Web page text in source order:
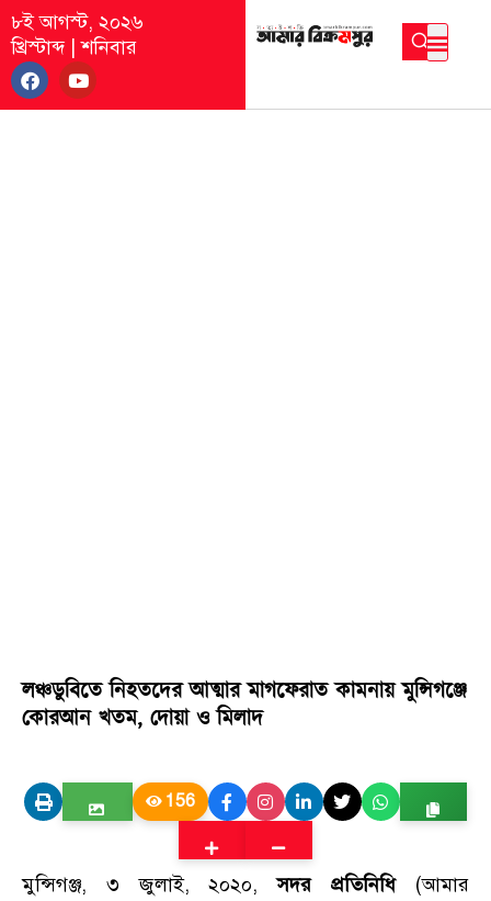
৮ই আগস্ট, ২০২৬
খ্রিস্টাব্দ|শনিবার
লঞ্চডুবিতে নিহতদের আত্মার মাগফেরাত কামনায় মুন্সিগঞ্জে
কোরআন খতম, দোয়া ও মিলাদ
156
মুন্সিগঞ্জ, ৩ জুলাই, ২০২০,সদর প্রতিনিধি(আমার